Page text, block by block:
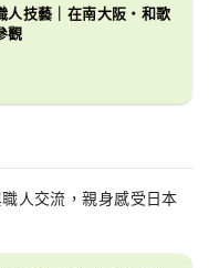
人技藝｜在南大阪・和歌
觀
人交流，親身感受日本